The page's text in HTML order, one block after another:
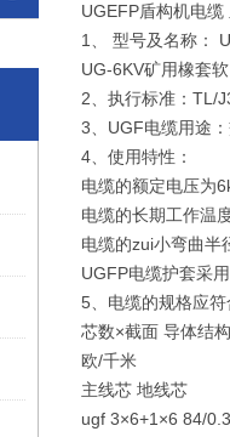
UGEFP盾构机电缆
1、 型号及名称：
UG-6KV矿用橡套
2、执行标准：TL/
3、UGF电缆用途
4、使用特性：
电缆的额定电压为
电缆的长期工作温
电缆的zui小弯曲半
UGFP电缆护套采
5、电缆的规格应
芯数×截面 导体结
欧/千米
主线芯 地线芯
ugf 3×6+1×6 84/